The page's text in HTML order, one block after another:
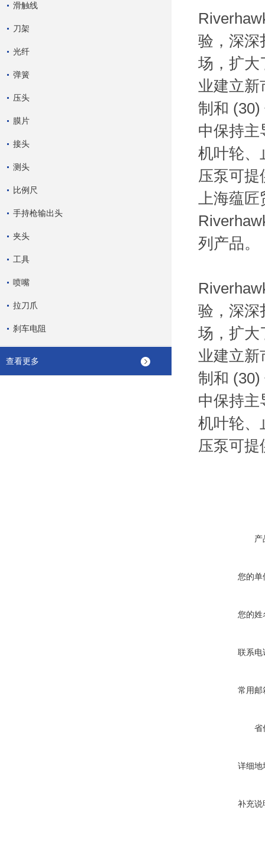
滑触线
刀架
光纤
弹簧
压头
膜片
接头
测头
比例尺
手持枪输出头
夹头
工具
喷嘴
拉刀爪
刹车电阻
查看更多
验，深深
场，扩大
业建立新
制和 (30)
中保持主
机叶轮、
压泵可提
上海蕴
列产品。
验，深深
场，扩大
业建立新
制和 (30)
中保持主
机叶轮、
压泵可提
产
您的单
您的姓
联系电
常用邮
省
详细地
补充说